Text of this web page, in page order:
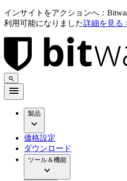
インサイトをアクションへ：
利用可能になりました詳細を見る
製品
価格設定
ダウンロード
ツール＆機能